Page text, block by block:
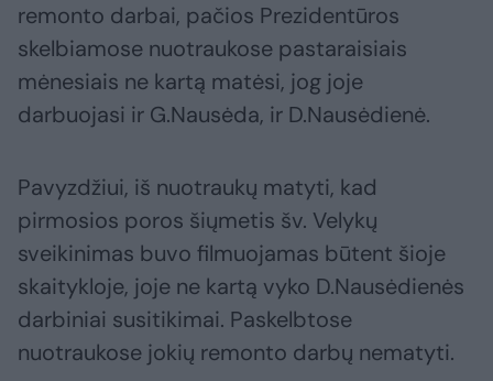
remonto darbai, pačios Prezidentūros
skelbiamose nuotraukose pastaraisiais
mėnesiais ne kartą matėsi, jog joje
darbuojasi ir G.Nausėda, ir D.Nausėdienė.
Pavyzdžiui, iš nuotraukų matyti, kad
pirmosios poros šiųmetis šv. Velykų
sveikinimas buvo filmuojamas būtent šioje
skaitykloje, joje ne kartą vyko D.Nausėdienės
darbiniai susitikimai. Paskelbtose
nuotraukose jokių remonto darbų nematyti.